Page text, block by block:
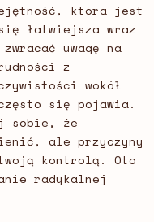
która jest
łatwiejsza wraz
uwagę na
z
wokół
się pojawia.
sobie, że
ale przyczyny
kontrolą. Oto
radykalnej